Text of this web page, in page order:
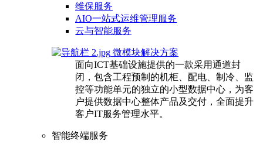
维保服务
AIO一站式运维管理服务
云与智能服务
微模块解决方案
面向ICT基础设施提供的一款采用通道封
闭，包含工程预制的机柜、配电、制冷、监
控等功能单元的独立的小型数据中心，为客
户提供数据中心整体产品及交付，全面提升
客户IT服务管理水平。
智能终端服务